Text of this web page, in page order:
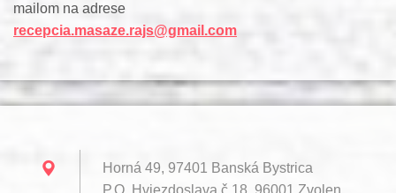
mailom na adrese
recepcia.masaze.rajs@gmail.com
Horná 49, 97401 Banská Bystrica
P.O. Hviezdoslava č.18, 96001 Zvolen